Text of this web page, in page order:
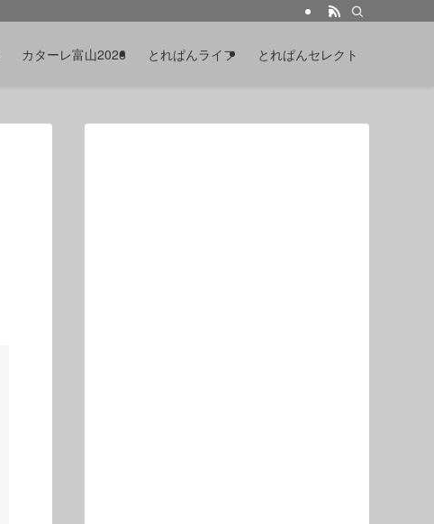
カターレ富山2026 とれぱんライフ とれぱんセレクト